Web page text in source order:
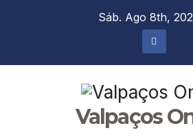
Sáb. Ago 8th,
Valpaços